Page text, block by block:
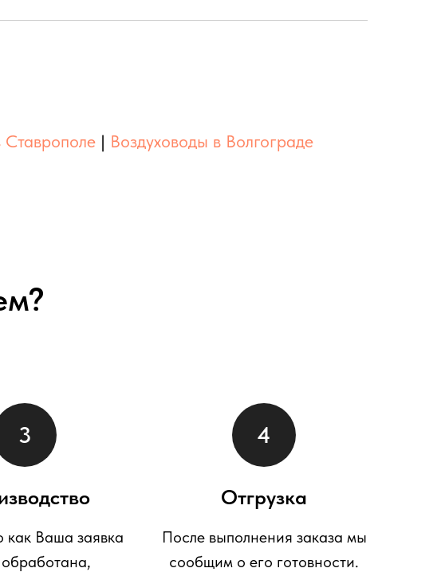
Ставрополе | Воздуховоды в Волгограде
как Ваша заявка
обработана,
Отгрузка
После выполнения заказа мы
сообщим о его готовности.